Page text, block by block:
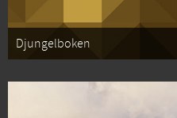
Djungelboken